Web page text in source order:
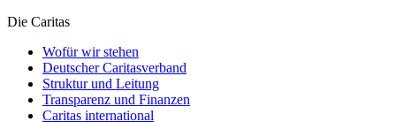
Die Caritas
Wofür wir stehen
Deutscher Caritasverband
Struktur und Leitung
Transparenz und Finanzen
Caritas international